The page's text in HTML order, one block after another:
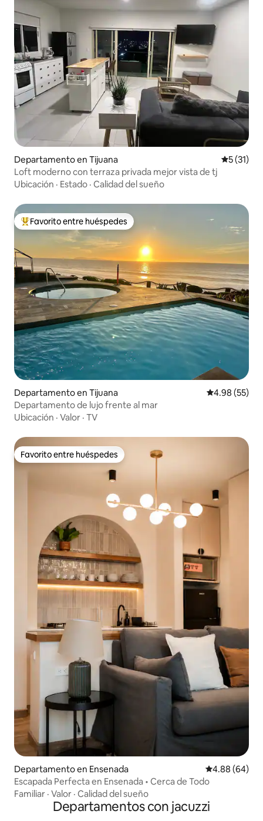
Departamento en Tijuana
5 (31)
Loft moderno con terraza privada mejor vista de tj
Ubicación · Estado · Calidad del sueño
De los mejores en Favorito entre huéspedes
Favorito entre huéspedes
Departamento en Tijuana Calificación
4.98 (55)
Departamento de lujo frente al mar
Ubicación · Valor · TV
Favorito entre huéspedes
Favorito entre huéspedes
Departamento en Ensenada Calificación
4.88 (64)
Escapada Perfecta en Ensenada • Cerca de Todo
Familiar · Valor · Calidad del sueño
Departamentos con jacuzzi